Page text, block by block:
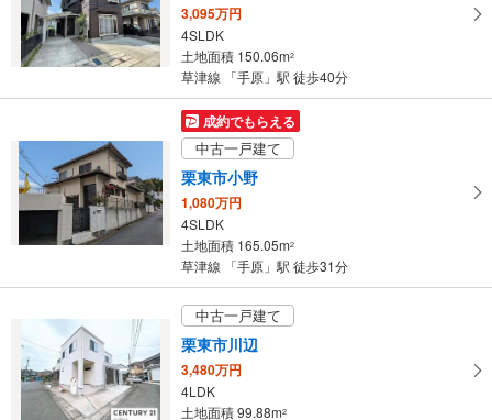
3,095万円
4SLDK
土地面積 150.06m2
草津線 「手原」駅 徒歩40分
成約でもらえる
中古一戸建て
栗東市小野
1,080万円
4SLDK
土地面積 165.05m2
草津線 「手原」駅 徒歩31分
中古一戸建て
栗東市川辺
3,480万円
4LDK
土地面積 99.88m2